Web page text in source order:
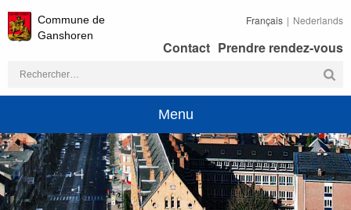
Commune de
Ganshoren
Français Nederlands
Prendre rendez-vous
Contact
Rechercher :
Menu